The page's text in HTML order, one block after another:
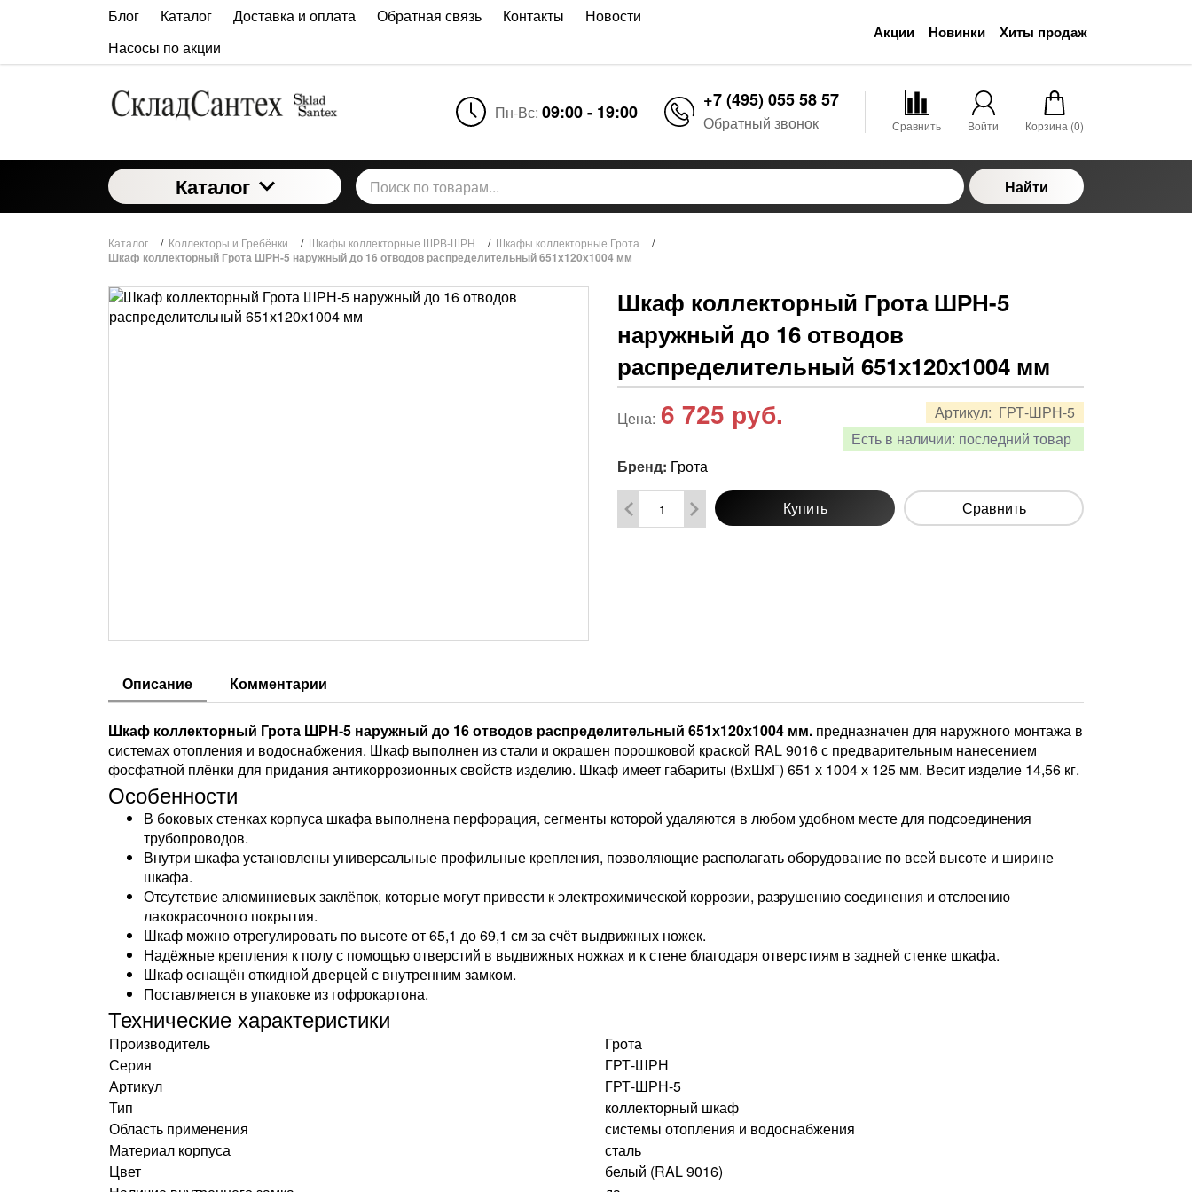
Блог Каталог Доставка и оплата Обратная связь Контакты
Новости
Насосы по акции
Акции Новинки Хиты продаж
Пн-Вс: 09:00 - 19:00
+7 (495) 055 58 57
Обратный звонок Сравнить Войти Корзина (0)
Каталог Найти
Каталог / Коллекторы и Гребёнки / Шкафы коллекторные ШРВ-ШРН / Шкафы коллекторные Грота /
Шкаф коллекторный Грота ШРН-5 наружный до 16 отводов распределительный 651х120х1004 мм
Шкаф коллекторный Грота ШРН-5
наружный до 16 отводов
распределительный 651х120х1004 мм
Артикул: ГРТ-ШРН-5
Есть в наличии: последний товар
Цена: 6 725 руб.
Бренд: Грота
Купить Сравнить
Описание Комментарии
Шкаф коллекторный Грота ШРН-5 наружный до 16 отводов распределительный 651х120х1004 мм. предназначен для наружного монтажа в
системах отопления и водоснабжения. Шкаф выполнен из стали и окрашен порошковой краской RAL 9016 с предварительным нанесением
фосфатной плёнки для придания антикоррозионных свойств изделию. Шкаф имеет габариты (ВхШхГ) 651 х 1004 х 125 мм. Весит изделие 14,56 кг.
Особенности
В боковых стенках корпуса шкафа выполнена перфорация, сегменты которой удаляются в любом удобном месте для подсоединения
трубопроводов.
Внутри шкафа установлены универсальные профильные крепления, позволяющие располагать оборудование по всей высоте и ширине
шкафа.
Отсутствие алюминиевых заклёпок, которые могут привести к электрохимической коррозии, разрушению соединения и отслоению
лакокрасочного покрытия.
Шкаф можно отрегулировать по высоте от 65,1 до 69,1 см за счёт выдвижных ножек.
Надёжные крепления к полу с помощью отверстий в выдвижных ножках и к стене благодаря отверстиям в задней стенке шкафа.
Шкаф оснащён откидной дверцей с внутренним замком.
Поставляется в упаковке из гофрокартона.
Технические характеристики
Производитель
Грота
Серия
ГРТ-ШРН
Артикул
ГРТ-ШРН-5
Тип
коллекторный шкаф
Область применения
системы отопления и водоснабжения
Материал корпуса
сталь
Цвет
белый (RAL 9016)